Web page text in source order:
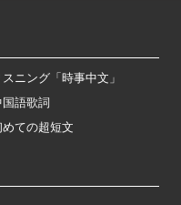
スニング「時事中文」
国語歌詞
めての超短文